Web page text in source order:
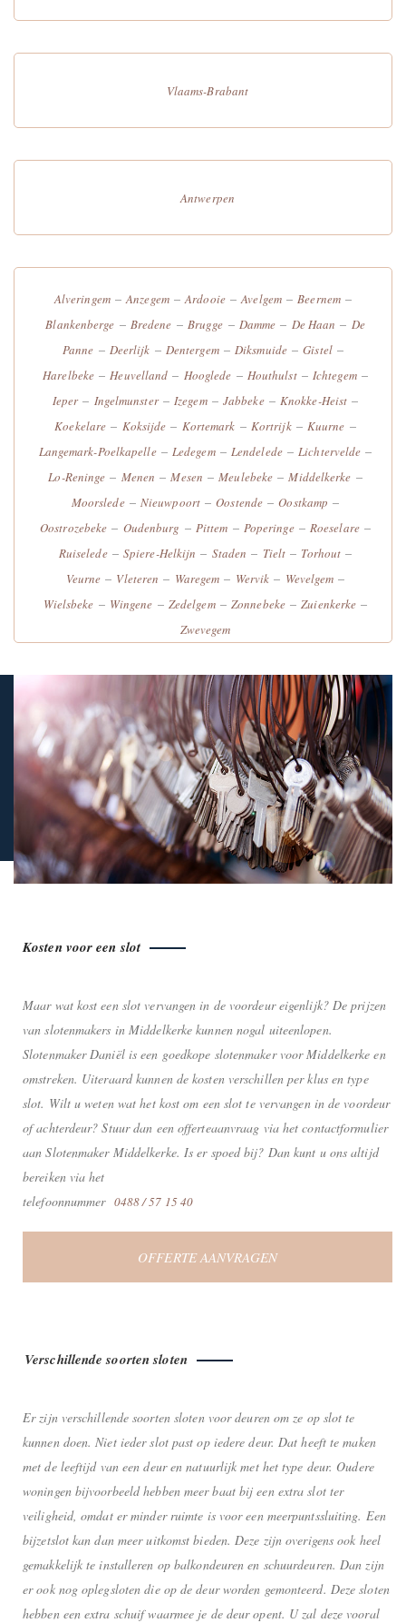
Vlaams-Brabant
Antwerpen
Alveringem–Anzegem–Ardooie–Avelgem–Beernem–
Blankenberge – Bredene – Brugge – Damme – De Haan – De
Panne – Deerlijk – Dentergem–Diksmuide–Gistel–
Harelbeke –Heuvelland – Hooglede – Houthulst– Ichtegem–
Ieper– Ingelmunster–Izegem– Jabbeke– Knokke-Heist –
Koekelare – Koksijde – Kortemark – Kortrijk– Kuurne –
Langemark-Poelkapelle– Ledegem– Lendelede–Lichtervelde –
Lo-Reninge – Menen –Mesen –Meulebeke –Middelkerke –
Moorslede– Nieuwpoort–Oostende –Oostkamp –
Oostrozebeke – Oudenburg – Pittem – Poperinge– Roeselare–
Ruiselede– Spiere-Helkijn – Staden – Tielt – Torhout –
Veurne – Vleteren – Waregem – Wervik – Wevelgem –
Wielsbeke – Wingene – Zedelgem–Zonnebeke–Zuienkerke –
Zwevegem
Kosten voor een slot
Maar wat kost een slot vervangen in de voordeur eigenlijk? De prijzen
van slotenmakers in Middelkerke kunnen nogal uiteenlopen.
Slotenmaker Daniël is een goedkope slotenmaker voor Middelkerke en
omstreken. Uiteraard kunnen de kosten verschillen per klus en type
slot. Wilt u weten wat het kost om een slot te vervangen in de voordeur
of achterdeur? Stuur dan een offerteaanvraag via het contactformulier
aan Slotenmaker Middelkerke. Is er spoed bij? Dan kunt u ons altijd
bereiken via het
telefoonnummer 0488 / 57 15 40
OFFERTE AANVRAGEN
Verschillende soorten sloten
Er zijn verschillende soorten sloten voor deuren om ze op slot te
kunnen doen. Niet ieder slot past op iedere deur. Dat heeft te maken
met de leeftijd van een deur en natuurlijk met het type deur. Oudere
woningen bijvoorbeeld hebben meer baat bij een extra slot ter
veiligheid, omdat er minder ruimte is voor een meerpuntssluiting. Een
bijzetslot kan dan meer uitkomst bieden. Deze zijn overigens ook heel
gemakkelijk te installeren op balkondeuren en schuurdeuren. Dan zijn
er ook nog oplegsloten die op de deur worden gemonteerd. Deze sloten
hebben een extra schuif waarmee je de deur opent. U zal deze vooral